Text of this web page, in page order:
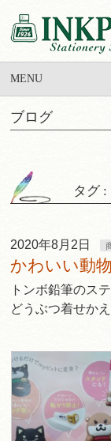
MENU
ブログ
タグ :
2020年8月2日
かわいい動
トンボ鉛筆のス
どうぶつ着せか